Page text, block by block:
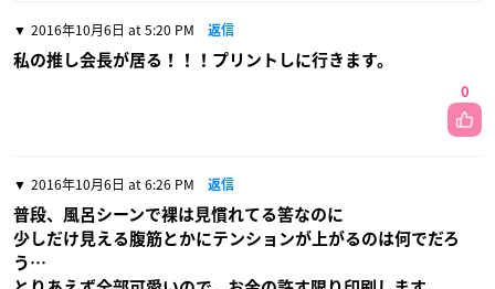
2016年10月6日 at 5:20 PM 返信
私の推し会長が居る！！！プリントしに行きます。
0
2016年10月6日 at 6:26 PM 返信
普段、風呂シーンで裸は見慣れてる筈なのに
少しだけ見える腹筋とかにテンションが上がるのは何でだろ
う…